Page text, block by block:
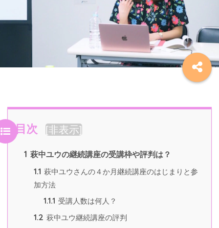
目次 [非表示]
1 萩中ユウの継続講座の受講枠や評判は？
1.1 萩中ユウさんの４か月継続講座のはじまりと参
加方法
1.1.1 受講人数は何人？
1.2 萩中ユウ継続講座の評判